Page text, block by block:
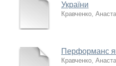
України
Кравченко,
Перформанс
Кравченко,